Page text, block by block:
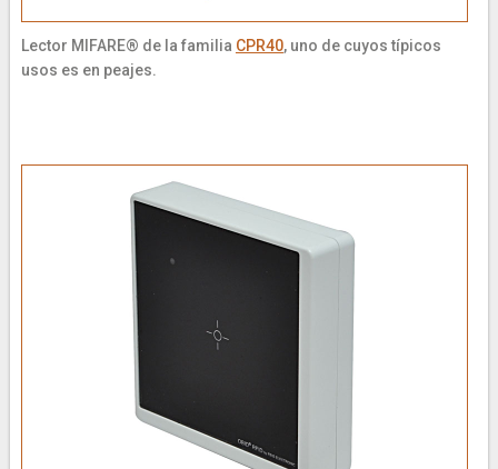
Lector MIFARE® de la familia CPR40, uno de cuyos típicos
usos es en peajes.